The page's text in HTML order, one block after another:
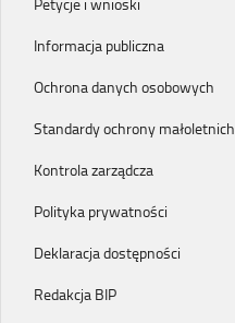
Informacja publiczna
Ochrona danych osobowych
Standardy ochrony małoletnich
Kontrola zarządcza
Polityka prywatności
Deklaracja dostępności
Redakcja BIP